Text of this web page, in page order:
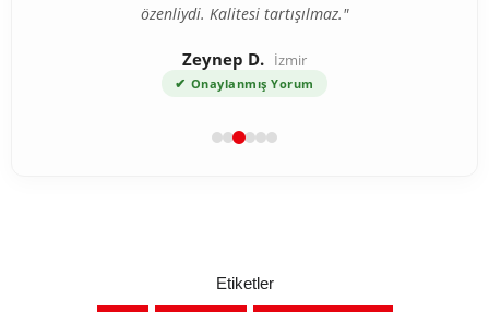
özenliydi. Kalitesi tartışılmaz."
Zeynep D. İzmir
✔ Onaylanmış Yorum
püskül detayı harika."
Ahmet T. Bursa
✔ Onaylanmış Yorum
Etiketler